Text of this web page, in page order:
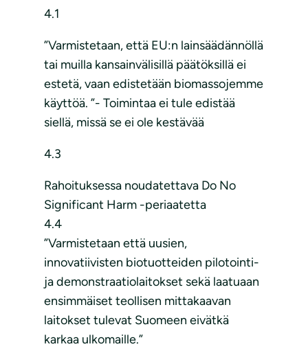
4.1
”Varmistetaan, että EU:n lainsäädännöllä
tai muilla kansainvälisillä päätöksillä ei
estetä, vaan edistetään biomassojemme
käyttöä. ”- Toimintaa ei tule edistää
siellä, missä se ei ole kestävää
4.3
Rahoituksessa noudatettava Do No
Significant Harm -periaatetta
4.4
”Varmistetaan että uusien,
innovatiivisten biotuotteiden pilotointi-
ja demonstraatiolaitokset sekä laatuaan
ensimmäiset teollisen mittakaavan
laitokset tulevat Suomeen eivätkä
karkaa ulkomaille.”